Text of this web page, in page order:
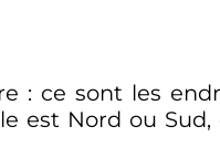
: ce sont les
est Nord ou Sud,